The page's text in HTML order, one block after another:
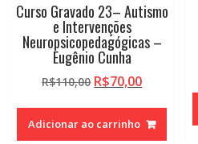
Curso Gravado 23– Autismo
e Intervenções
Neuropsicopedagógicas –
Eugênio Cunha
R$110,00 O
original
era:
R$70,00O
atual
é:
Adicionar ao carrinho